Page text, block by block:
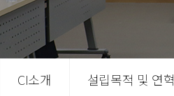
CI소개 설립목적 및 연혁